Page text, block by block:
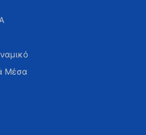
Μέσα